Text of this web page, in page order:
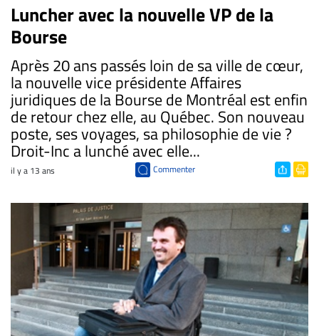
Luncher avec la nouvelle VP de la
Bourse
Après 20 ans passés loin de sa ville de cœur,
la nouvelle vice présidente Affaires
juridiques de la Bourse de Montréal est enfin
de retour chez elle, au Québec. Son nouveau
poste, ses voyages, sa philosophie de vie ?
Droit-Inc a lunché avec elle...
il y a 13 ans Commenter